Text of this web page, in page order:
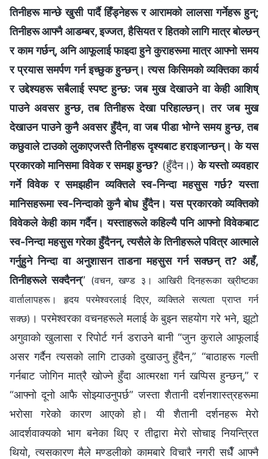
तिनीहरू मान्छे खुसी पार्दै हिँड्नेहरू र आरामको लालसा गर्नेहरू हुन्;
तिनीहरू आफ्नै आडम्बर, इज्‍जत, हैसियत र हितको लागि मात्र बोल्छन्
र काम गर्छन्, अनि आफूलाई फाइदा हुने कुराहरूमा मात्र आफ्नो समय
र प्रयास समर्पण गर्न इच्छुक हुन्छन्। त्यस किसिमको व्यक्तिका कार्य
र उद्देश्यहरू सबैलाई स्पष्ट हुन्छ: जब मुख देखाउने वा केही आशिष्‌
पाउने अवसर हुन्छ, तब तिनीहरू देखा परिहाल्छन्। तर जब मुख
देखाउन पाउने कुनै अवसर हुँदैन, वा जब पीडा भोग्ने समय हुन्छ, तब
कछुवाले टाउको लुकाएजस्तै तिनीहरू दृश्यबाट हराइजान्छन्। के यस
प्रकारको मानिसमा विवेक र समझ हुन्छ? (हुँदैन।)के यस्तो व्यवहार
गर्ने विवेक र समझहीन व्यक्तिले स्व-निन्दा महसुस गर्छ? यस्ता
मानिसहरूमा स्व-निन्दाको कुनै बोध हुँदैन। यस प्रकारको व्यक्तिको
विवेकले केही काम गर्दैन। यस्ताहरूले कहिल्यै पनि आफ्नो विवेकबाट
स्व-निन्दा महसुस गरेका हुँदैनन्, त्यसैले के तिनीहरूले पवित्र आत्माले
गर्नुहुने निन्दा वा अनुशासन ताडना महसुस गर्न सक्छन् त? अहँ,
तिनीहरूले सक्दैनन्” (वचन, खण्ड ३। आखिरी दिनहरूका ख्रीष्टका
वार्तालापहरू। हृदय परमेश्‍वरलाई दिएर, व्यक्तिले सत्यता प्राप्त गर्न
सक्छ) । परमेश्‍वरका वचनहरूले मलाई के बुझ्‍न सहयोग गरे भने, झूटो
अगुवाको खुलासा र रिपोर्ट गर्न डराउने बानी “जुन कुराले आफूलाई
असर गर्दैन त्यसको लागि टाउको दुखाउनु हुँदैन,” “बाठाहरू गल्ती
गर्नबाट जोगिन मात्रै खोज्ने हुँदा आत्मरक्षा गर्न खप्‍पिस हुन्छन्,” र
“आफ्नो दूनो आफै सोझ्याउनुपर्छ” जस्ता शैतानी दर्शनशास्‍त्रहरूमा
भरोसा गरेको कारण आएको हो। यी शैतानी दर्शनहरू मेरो
आदर्शवाक्यको भाग बनेका थिए र तीद्वारा मेरो सोचाइ नियन्त्रित
थियो, त्यसकारण मैले मण्डलीको कामबारे विचारै नगरी सधैँ आफ्‍नै